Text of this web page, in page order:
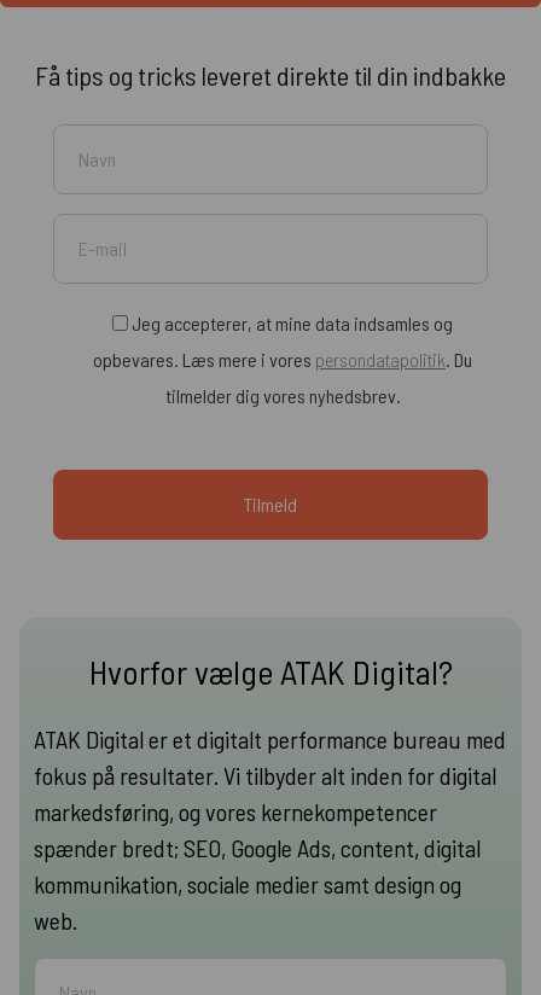
Få tips og tricks leveret direkte til din indbakke
Jeg accepterer, at mine data indsamles og
opbevares. Læs mere i vores persondatapolitik . Du
tilmelder dig vores nyhedsbrev.
Hvorfor vælge ATAK Digital?
ATAK Digital er et digitalt performance bureau med
fokus på resultater. Vi tilbyder alt inden for digital
markedsføring, og vores kernekompetencer
spænder bredt; SEO, Google Ads, content, digital
kommunikation, sociale medier samt design og
web.